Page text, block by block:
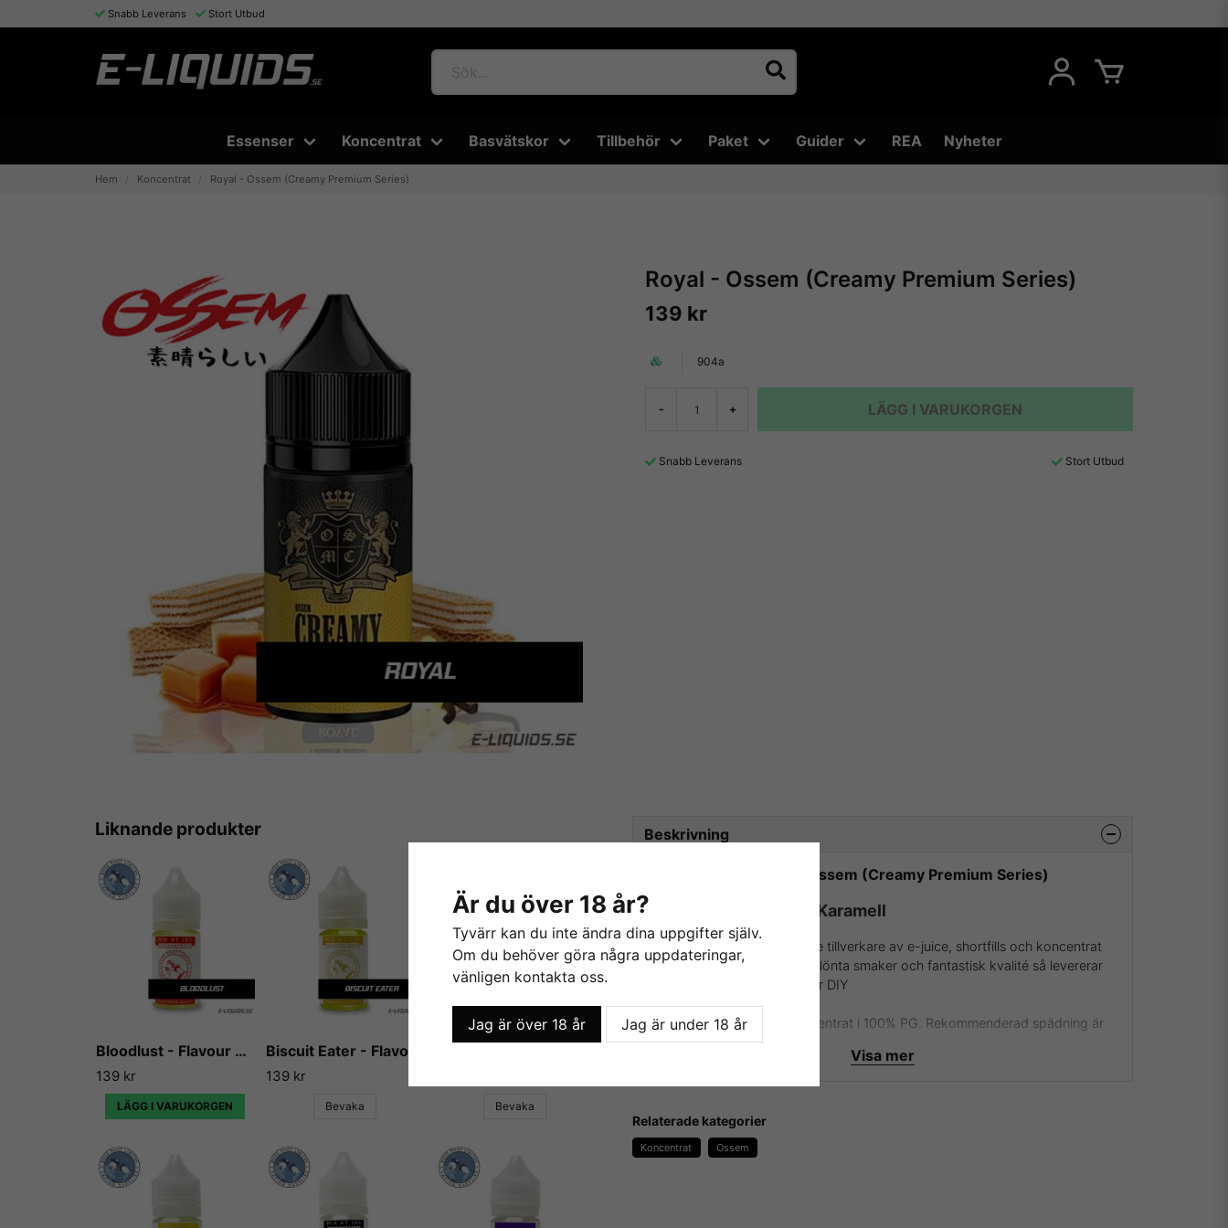
Snabb Leverans Stort Utbud
Essenser Koncentrat Basvätskor Tillbehör Paket Guider REA Nyheter
Hem Koncentrat Royal - Ossem (Creamy Premium Series)
Royal - Ossem (Creamy Premium Series)
139 kr
904a
- + LÄGG I VARUKORGEN
Snabb Leverans Stort Utbud
Liknande produkter
Bloodlust - Flavour Boss
139 kr
LÄGG I VARUKORGEN
139 kr
Bevaka Bevaka
Beskrivning
Beskrivning av Royal - Ossem (Creamy Premium Series)
Royal / Vaniljkex med Karamell
Ossem är en ny uppstickande tillverkare av e-juice, shortfills och koncentrat
från Malaysierna. Med prisbelönta smaker och fantastisk kvalité så levererar
dem riktigt bra koncentrat för DIY
Flaskan innehåller 30ml koncentrat i 100% PG. Rekommenderad spädning är
20-30%.
Visa mer
Relaterade kategorier
Koncentrat Ossem
Är du över 18 år?
Tyvärr kan du inte ändra dina uppgifter själv.
Om du behöver göra några uppdateringar,
vänligen kontakta oss.
Jag är över 18 år Jag är under 18 år